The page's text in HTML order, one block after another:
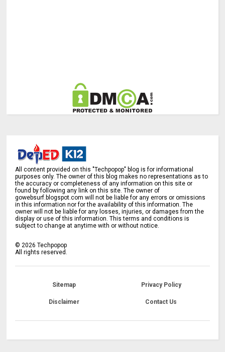
All content provided on this "Techpopop" blog is for informational
purposes only. The owner of this blog makes no representations as to
the accuracy or completeness of any information on this site or
found by following any link on this site. The owner of
gowebsurf.blogspot.com will not be liable for any errors or omissions
in this information nor for the availability of this information. The
owner will not be liable for any losses, injuries, or damages from the
display or use of this information. This terms and conditions is
subject to change at anytime with or without notice.
©2026 Techpopop
All rights reserved.
Sitemap Privacy Policy
Disclaimer Contact Us